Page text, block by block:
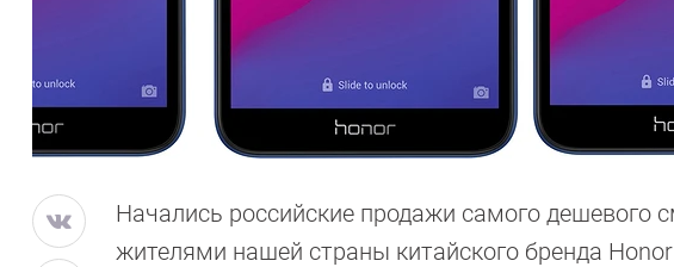
Начались российские продажи самого дешевого
жителями нашей страны китайского бренда